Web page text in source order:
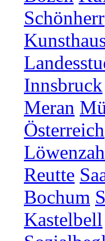
Schönherr
Innsbruck
Meran
Österreich
Reutte
Bochum
Kastelbell